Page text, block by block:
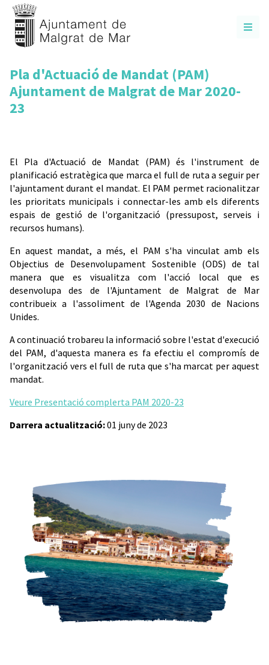
Pla d'Actuació de Mandat (PAM)
Ajuntament de Malgrat de Mar 2020-
23
El Pla d'Actuació de Mandat (PAM) és l'instrument de
planificació estratègica que marca el full de ruta a seguir per
l'ajuntament durant el mandat. El PAM permet racionalitzar
les prioritats municipals i connectar-les amb els diferents
espais de gestió de l'organització (pressupost, serveis i
recursos humans).
En aquest mandat, a més, el PAM s'ha vinculat amb els
Objectius de Desenvolupament Sostenible (ODS) de tal
manera que es visualitza com l'acció local que es
desenvolupa des de l'Ajuntament de Malgrat de Mar
contribueix a l'assoliment de l'Agenda 2030 de Nacions
Unides.
A continuació trobareu la informació sobre l'estat d'execució
del PAM, d'aquesta manera es fa efectiu el compromís de
l'organització vers el full de ruta que s'ha marcat per aquest
mandat.
Veure Presentació complerta PAM 2020-23
Darrera actualització:01 juny de 2023